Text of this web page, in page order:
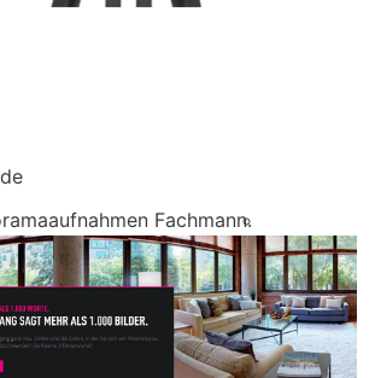
Fachmann.